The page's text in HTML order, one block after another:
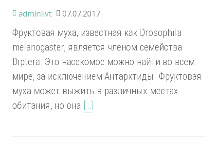
adminlivt 07.07.2017
Фруктовая муха, известная как Drosophila
melanogaster, является членом семейства
Diptera. Это насекомое можно найти во всем
мире, за исключением Антарктиды. Фруктовая
муха может выжить в различных местах
обитания, но она […]